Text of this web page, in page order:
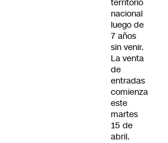
territorio
nacional
luego de
7 años
sin venir.
La venta
de
entradas
comienza
este
martes
15 de
abril.